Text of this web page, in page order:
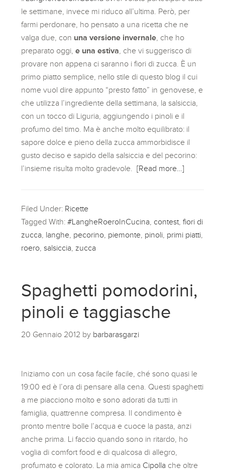
le settimane, invece mi riduco all’ultima. Però, per
farmi perdonare, ho pensato a una ricetta che ne
valga due, con una versione invernale , che ho
preparato oggi,e una estiva , che vi suggerisco di
provare non appena ci saranno i fiori di zucca. È un
primo piatto semplice, nello stile di questo blog il cui
nome vuol dire appunto “presto fatto” in genovese, e
che utilizza l’ingrediente della settimana, la salsiccia,
con un tocco di Liguria, aggiungendo i pinoli e il
profumo del timo. Ma è anche molto equilibrato: il
sapore dolce e pieno della zucca ammorbidisce il
gusto deciso e sapido della salsiccia e del pecorino:
l’insieme risulta molto gradevole.[Read more…]
Filed Under: Ricette
Tagged With:#LangheRoeroInCucina contest ,fiori di
zucca langhe pecorino piemonte pinoli primi piatti
roero ,salsiccia zucca
Spaghetti pomodorini,
pinoli e taggiasche
20 Gennaio 2012 by barbarasgarzi
Iniziamo con un cosa facile facile, ché sono quasi le
19:00 ed è l’ora di pensare alla cena. Questi spaghetti
a me piacciono molto e sono adorati da tutti in
famiglia, quattrenne compresa. Il condimento è
pronto mentre bolle l’acqua e cuoce la pasta, anzi
anche prima. Li faccio quando sono in ritardo, ho
voglia di comfort food e di qualcosa di allegro,
profumato e colorato. La mia amica Cipolla che oltre